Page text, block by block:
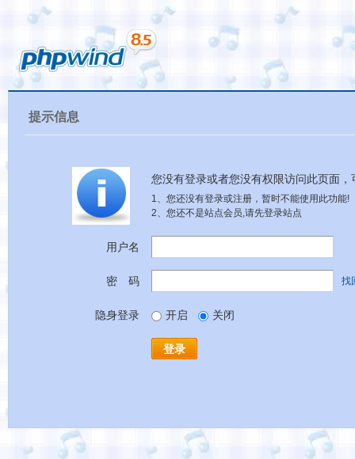
提示信息
您没有登录或者您没有权限访问此页面
1、您还没有登录或注册，暂时不能使用此功能!
2、您还不是站点会员,请先登录站点
用户名
密 码 找
隐身登录 开启 关闭
登录